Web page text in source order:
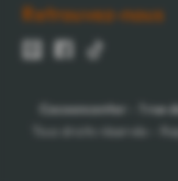
Retrouvez-nous
Cocooncenter 1 rue
Tous droits réservés -